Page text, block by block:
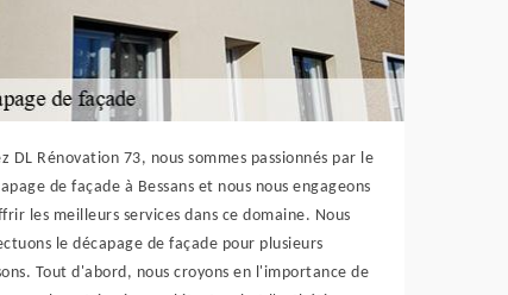
DL Rénovation 73, nous sommes passionnés par le
de façade à Bessans et nous nous engageons
les meilleurs services dans ce domaine. Nous
le décapage de façade pour plusieurs
Tout d'abord, nous croyons en l'importance de